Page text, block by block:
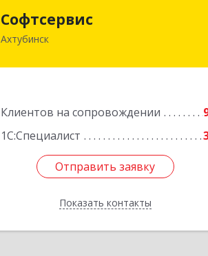
Софтсервис
Ахтубинск
Клиентов на сопровождении
1С:Специалист
Отправить заявку
Показать контакты
Отправить заявку
Назад